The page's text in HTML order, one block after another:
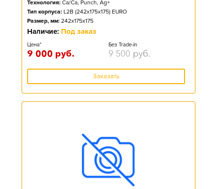
Технология: Ca/Ca, Punch, Ag+
Тип корпуса: L2B (242x175x175) EURO
Размер, мм: 242x175x175
Наличие: Под заказ
Цена*
9 000 руб.
Без Trade-in
9 500 руб.
Заказать